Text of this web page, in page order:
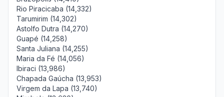
Rio Piracicaba (14,332)
Tarumirim (14,302)
Astolfo Dutra (14,270)
Guapé (14,258)
Santa Juliana (14,255)
Maria da Fé (14,056)
Ibiraci (13,986)
Chapada Gaúcha (13,953)
Virgem da Lapa (13,740)